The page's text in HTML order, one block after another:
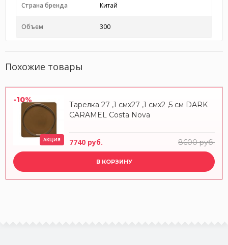
Страна бренда Китай
Объем 300
Похожие товары
-10%
АКЦИЯ
Тарелка 27 ,1 смx27 ,1 смx2 ,5 см DARK
CARAMEL Costa Nova
7740 руб. 8600 руб.
В КОРЗИНУ